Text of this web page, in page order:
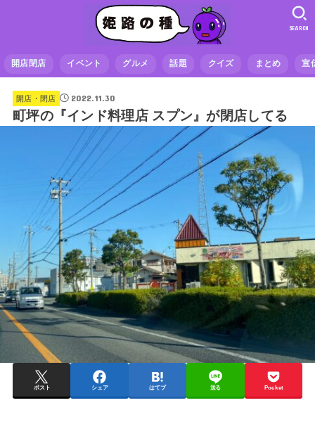
開店閉店 イベント グルメ 話題 クイズ まとめ 宣
SEARCH
開店・閉店 2022.11.30
町坪の『インド料理店 スプン』が閉店してる
ポスト シェア はてブ 送る Pocket